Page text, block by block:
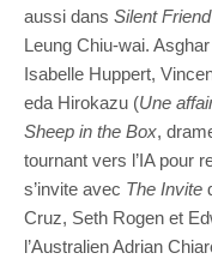
aussi dans Silent Friend
Leung Chiu-wai.
Isabelle Huppert,
eda Hirokazu (Une
Sheep in the Box,
tournant vers l’IA pour
s’invite avec The Invite
Cruz, Seth Rogen et
l’Australien Adrian